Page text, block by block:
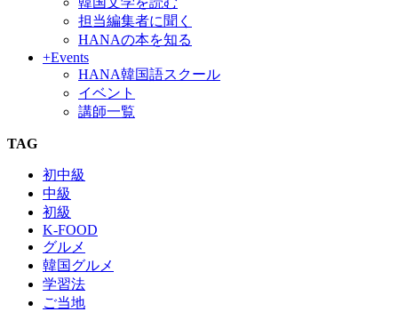
担当編集者に聞く
HANAの本を知る
+Events
HANA韓国語スクール
イベント
講師一覧
TAG
初中級
中級
初級
K-FOOD
グルメ
韓国グルメ
学習法
ご当地